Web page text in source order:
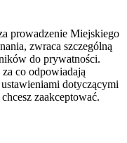
prowadzenie Miejskiego
zwraca szczególną
do prywatności.
co odpowiadają
dotyczącymi
zaakceptować.